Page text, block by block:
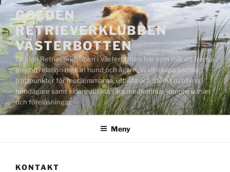
Hoppa
innehåll
GOLDEN
RETRIEVERKLUBBEN
VÄSTERBOTTEN
Golden Retrieverklubben i Västerbotten har som mål att främja
en god relation mellan hund och ägare. Vi vill skapa sociala
träffpunkter för medlemmarna, utbilda och stödja nyblivna
hundägare samt vidareutbilda våra medlemmar genom kurser
och föreläsningar.
Meny
KONTAKT